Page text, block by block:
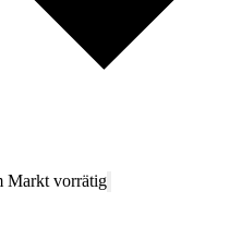
Markt vorrätig